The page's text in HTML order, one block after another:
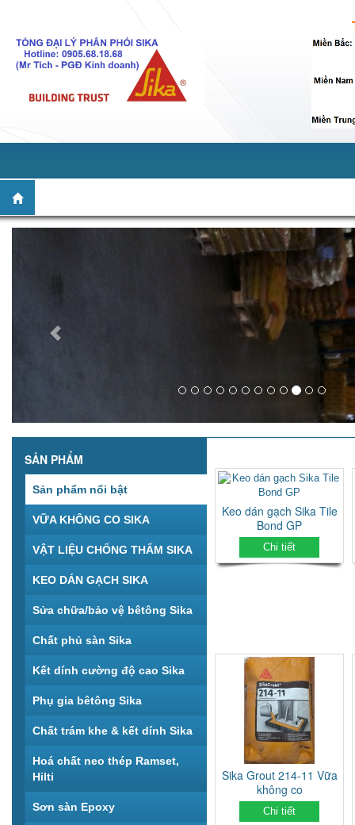
SẢN PHẨM
Sản phẩm nổi bật
VỮA KHÔNG CO SIKA
VẬT LIỆU CHỐNG THẤM SIKA
KEO DÁN GẠCH SIKA
Sửa chữa/bảo vệ bêtông Sika
Chất phủ sàn Sika
Kết dính cường độ cao Sika
Phụ gia bêtông Sika
Chất trám khe & kết dính Sika
Hoá chất neo thép Ramset,
Hilti
Sơn sàn Epoxy
Keo dán gạch Sika Tile
Bond GP
Chi tiết
Sika Grout 214-11 Vữa
không co
Chi tiết